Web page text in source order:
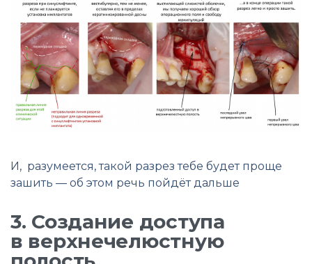
И, разумеется, такой разрез тебе будет проще
зашить — об этом речь пойдёт дальше
3. Создание доступа
в верхнечелюстную